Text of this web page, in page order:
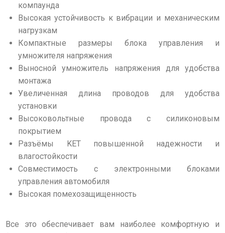
компаунда
Высокая устойчивость к вибрации и механическим
нагрузкам
Компактные размеры блока управления и
умножителя напряжения
Выносной умножитель напряжения для удобства
монтажа
Увеличенная длина проводов для удобства
установки
Высоковольтные провода с силиконовым
покрытием
Разъёмы KЕT повышенной надежности и
влагостойкости
Совместимость с электронными блоками
управления автомобиля
Высокая помехозащищенность
Все это обеспечивает вам наиболее комфортную и